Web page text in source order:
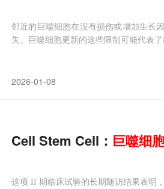
邻近的巨噬细胞在没有损伤或增加生长
失。巨噬细胞更新的这些限制可能代表
2026-01-08
Cell Stem Cell： 巨噬细
这项 II 期临床试验的长期随访结果表明